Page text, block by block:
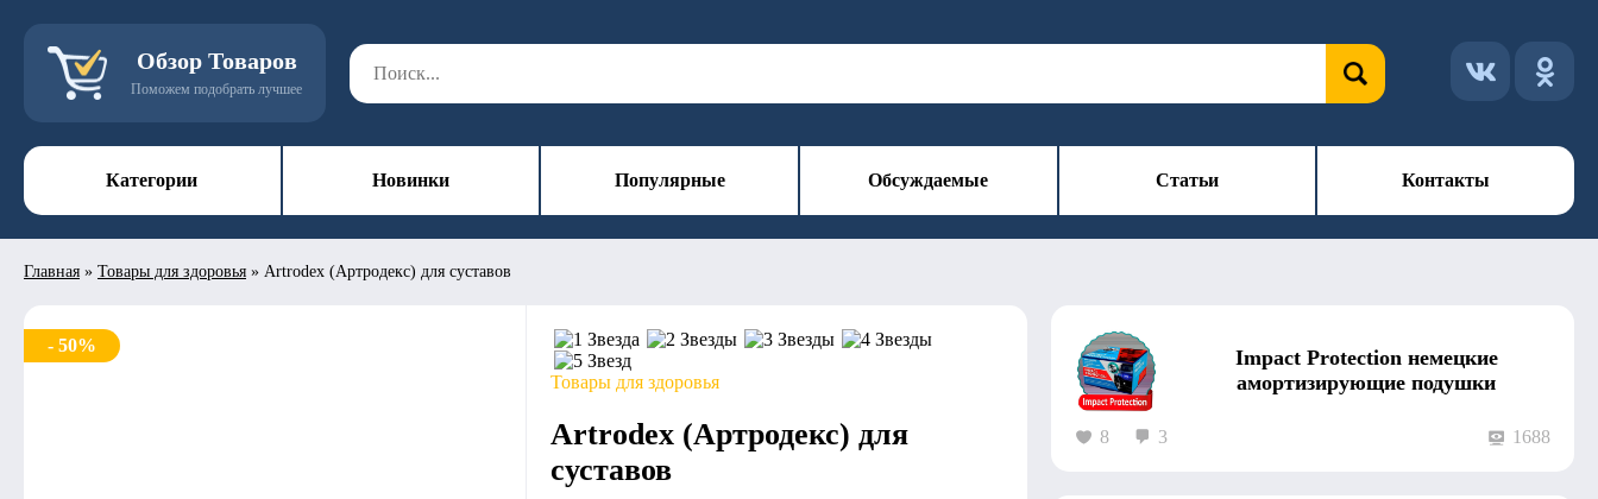
Обзор Товаров
Поможем подобрать лучшее
Категории Новинки Популярные Обсуждаемые Статьи Контакты
Главная » Товары для здоровья » Artrodex (Артродекс) для суставов
Impact Protection немецкие
амортизирующие подушки
8 3 1688
- 50%
Товары для здоровья
Artrodex (Артродекс) для
суставов